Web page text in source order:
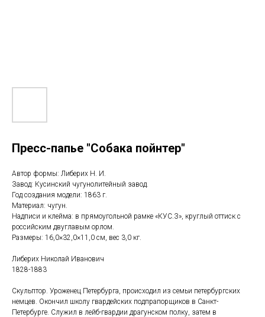
Пресс-папье "Собака пойнтер"
Автор формы: Либерих Н. И.
Завод: Кусинский чугунолитейный завод.
Год создания модели: 1863 г.
Материал: чугун.
Надписи и клейма: в прямоугольной рамке «КУС.З», круглый оттиск с
российским двуглавым орлом.
Размеры: 16,0×32,0×11,0 см, вес 3,0 кг.
Либерих Николай Иванович
1828-1883
Скульптор. Уроженец Петербурга, происходил из семьи петербургских
немцев. Окончил школу гвардейских подпрапорщиков в Санкт-
Петербурге. Служил в лейб-гвардии драгунском полку, затем в